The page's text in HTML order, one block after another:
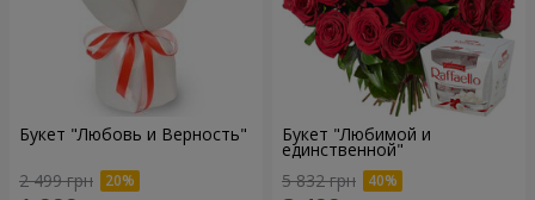
Букет "Любовь и Верность"
2 499 грн
Букет "Любимой и
единственной"
5 832 грн